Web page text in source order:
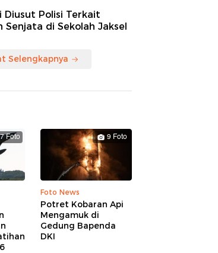
Diusut Polisi Terkait
Senjata di Sekolah Jaksel
Selengkapnya
7 Foto 9 Foto
Foto News
Potret Kobaran Api
Mengamuk di
Gedung Bapenda
DKI